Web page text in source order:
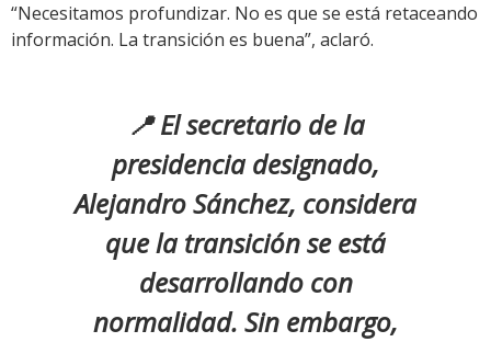
“Necesitamos profundizar. No es que se está retaceando
información. La transición es buena”, aclaró.
📍 El secretario de la
presidencia designado,
Alejandro Sánchez, considera
que la transición se está
desarrollando con
normalidad. Sin embargo,